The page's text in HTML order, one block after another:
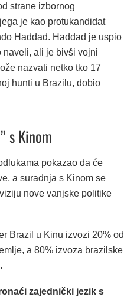
strane izbornog
je kao protukandidat
Haddad. Haddad je uspio
naveli, ali je bivši vojni
nazvati netko tko 17
hunti u Brazilu, dobio
s Kinom
pokazao da će
a suradnja s Kinom se
nove vanjske politike
Brazil u Kinu izvozi 20% od
a 80% izvoza brazilske
zajednički jezik s